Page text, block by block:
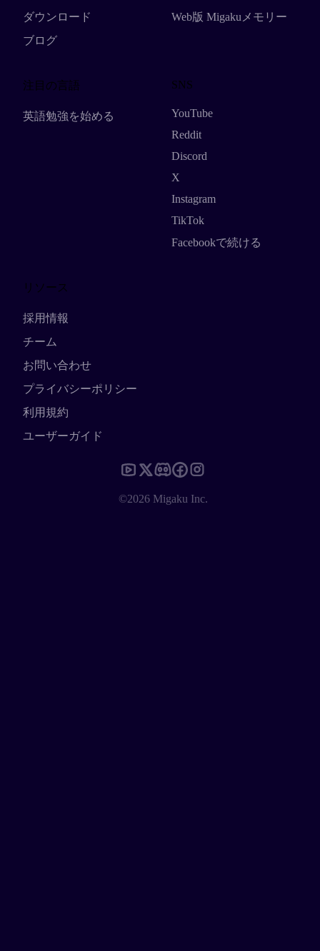
ダウンロード
ブログ
Web版 Migakuメモリー
注目の言語
英語勉強を始める
SNS
YouTube
Reddit
Discord
X
Instagram
TikTok
Facebookで続ける
リソース
採用情報
チーム
お問い合わせ
プライバシーポリシー
利用規約
ユーザーガイド
©2026 Migaku Inc.